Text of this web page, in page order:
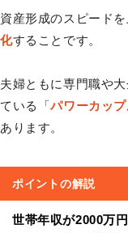
資産形成のスピード
化することです。
夫婦ともに専門職や
ている「パワーカッ
あります。
ポイントの解説
世帯年収が2000万